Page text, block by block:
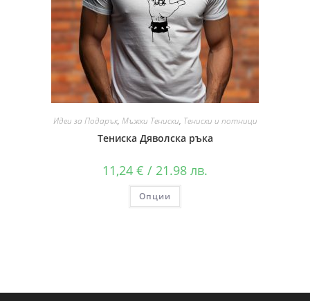
Идеи за Подарък, Мъжки Тениски, Тениски и потници
Тениска Дяволска ръка
11,24 € / 21.98 лв.
Опции